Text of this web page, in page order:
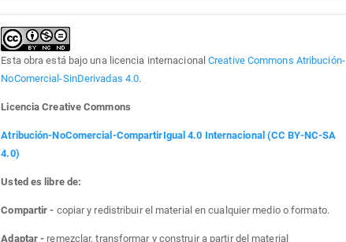
Esta obra está bajo una licencia internacionalCreative Commons Atribución-
NoComercial-SinDerivadas 4.0.
Licencia Creative Commons
Atribución-NoComercial-CompartirIgual 4.0 Internacional (CC BY-NC-SA
4.0)
Usted es libre de:
Compartir - copiar y redistribuir el material en cualquier medio o formato.
Adaptar - remezclar, transformar y construir a partir del material